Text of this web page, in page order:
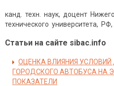
канд. техн. наук, доцент
технического университета,
Статьи на сайте sibac.info
ОЦЕНКА ВЛИЯНИЯ
ГОРОДСКОГО АВТОБУСА НА
ПОКАЗАТЕЛИ